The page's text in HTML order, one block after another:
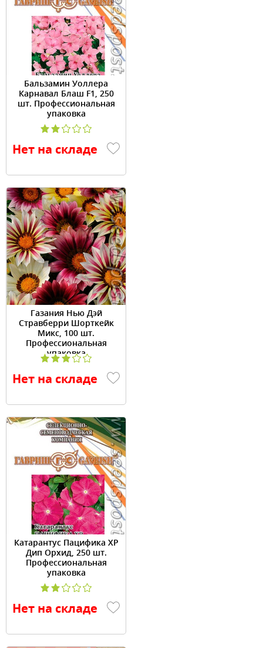
Бальзамин Уоллера
Карнавал Блаш F1, 250
шт. Профессиональная
упаковка
Нет на складе
Газания Нью Дэй
Стравберри Шорткейк
Микс, 100 шт.
Профессиональная
упаковка
Нет на складе
Катарантус Пацифика XP
Дип Орхид, 250 шт.
Профессиональная
упаковка
Нет на складе